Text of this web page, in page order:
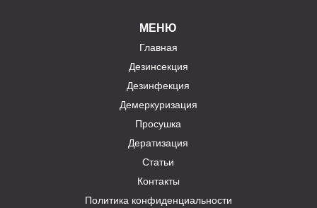
МЕНЮ
Главная
Дезинсекция
Дезинфекция
Демеркуризация
Просушка
Дератизация
Статьи
Контакты
Политика конфиденциальности